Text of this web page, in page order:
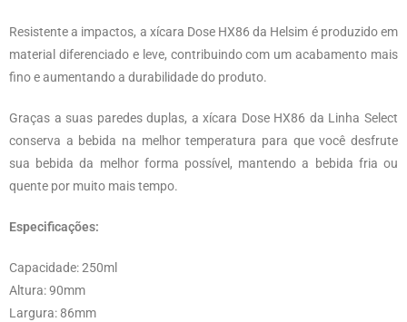
Resistente a impactos, a xícara Dose HX86 da Helsim é produzido em
material diferenciado e leve, contribuindo com um acabamento mais
fino e aumentando a durabilidade do produto.
Graças a suas paredes duplas, a xícara Dose HX86 da Linha Select
conserva a bebida na melhor temperatura para que você desfrute
sua bebida da melhor forma possível, mantendo a bebida fria ou
quente por muito mais tempo.
Especificações:
Capacidade: 250ml
Altura: 90mm
Largura: 86mm